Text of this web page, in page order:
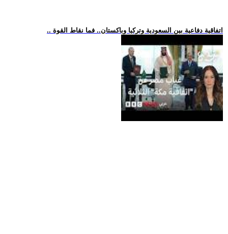
.. اتفاقية دفاعية بين السعودية وتركيا وباكستان.. فما نقاط القوة